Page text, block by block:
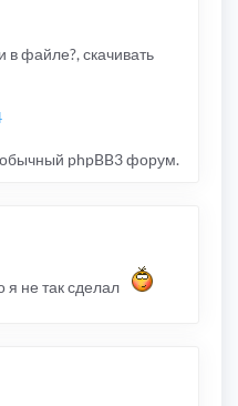
в файле?, скачивать
обычный phpBB3 форум.
я не так сделал